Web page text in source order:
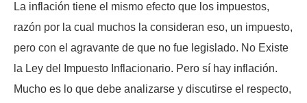
La inflación tiene el mismo efecto que los impuestos,
razón por la cual muchos la consideran eso, un impuesto,
pero con el agravante de que no fue legislado. No Existe
la Ley del Impuesto Inflacionario. Pero sí hay inflación.
Mucho es lo que debe analizarse y discutirse el respecto,